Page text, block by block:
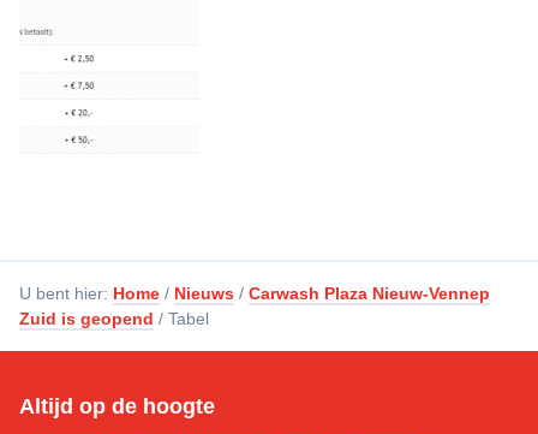
U bent hier: Home / Nieuws / Carwash Plaza Nieuw-Vennep
Zuid is geopend / Tabel
Altijd op de hoogte